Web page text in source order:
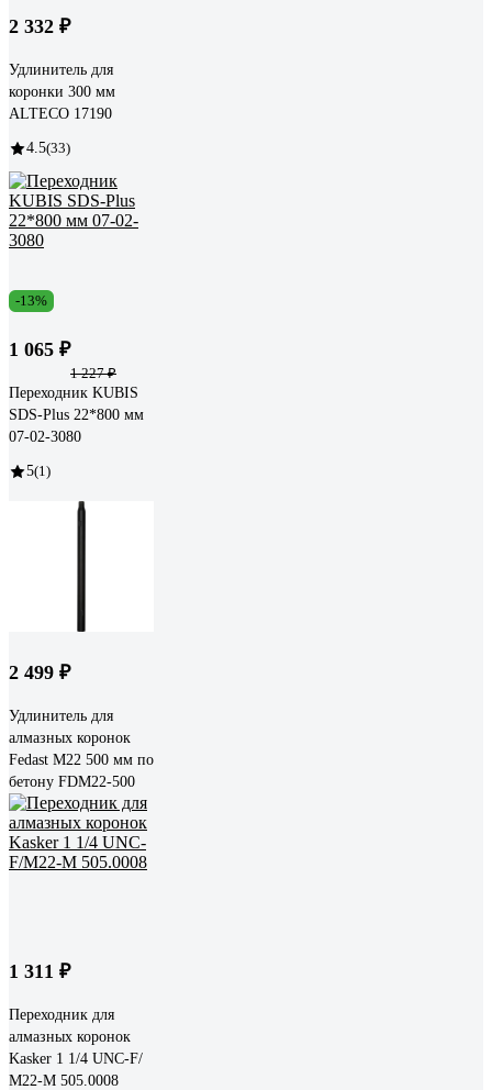
2 332 ₽
Удлинитель для
коронки 300 мм
ALTECO 17190
4.5(33)
-13%
1 065 ₽
1 227 ₽
Переходник KUBIS
SDS-Plus 22*800 мм
07-02-3080
5(1)
2 499 ₽
Удлинитель для
алмазных коронок
Fedast М22 500 мм по
бетону FDM22-500
1 311 ₽
Переходник для
алмазных коронок
Kasker 1 1/4 UNC-F/
М22-М 505.0008